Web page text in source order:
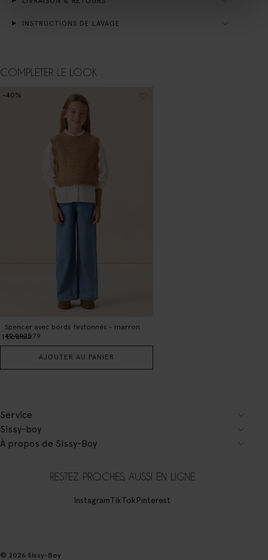
INSTRUCTIONS DE LAVAGE
COMPLÉTER LE LOOK
Spencer avec bords festonnés - marron
42.9925.79
-40%
1Couleur
AJOUTER AU PANIER
Service
Sissy-boy
À propos de Sissy-Boy
RESTEZ PROCHES, AUSSI EN LIGNE
InstagramTikTokPinterest
© 2026 Sissy-Boy